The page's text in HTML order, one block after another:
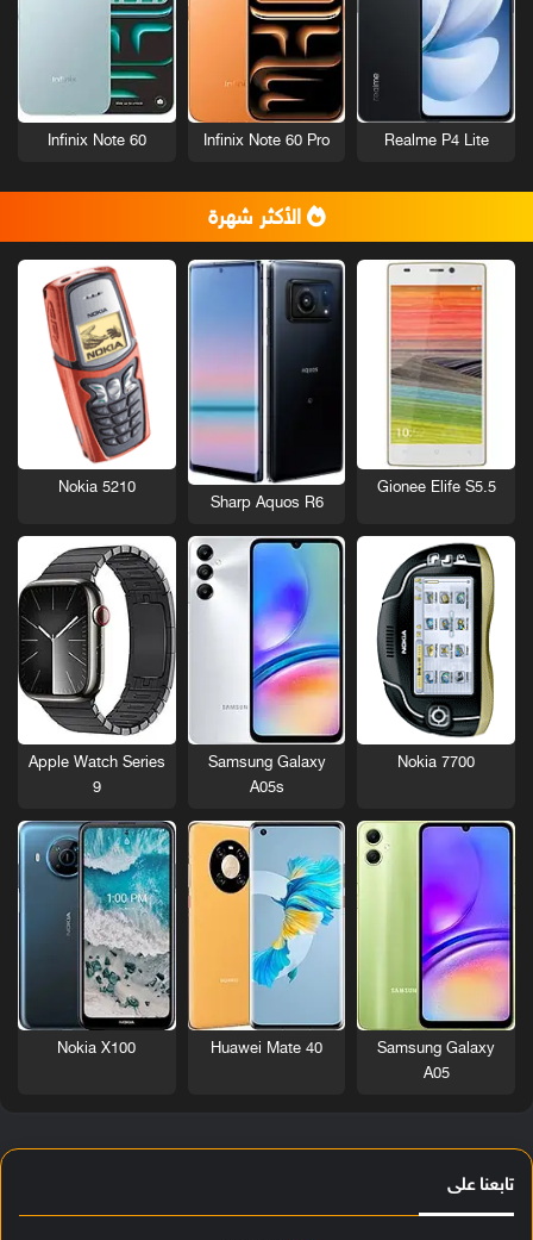
Realme P4 Lite
Infinix Note 60 Pro
Infinix Note 60
الأكثر شهرة
Gionee Elife S5.5
Sharp Aquos R6
Nokia 5210
Nokia 7700
Samsung Galaxy
A05s
Apple Watch Series
9
Samsung Galaxy
A05
Huawei Mate 40
Nokia X100
تابعنا على